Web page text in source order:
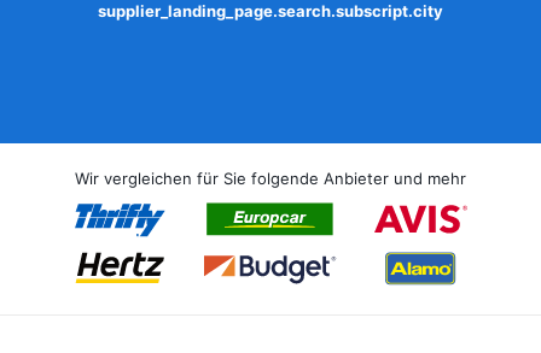
supplier_landing_page.search.subscript.city
Wir vergleichen für Sie folgende Anbieter und mehr